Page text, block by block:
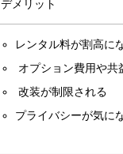
デメリット
レンタル料が割高に
オプション費用や共
改装が制限される
プライバシーが気に